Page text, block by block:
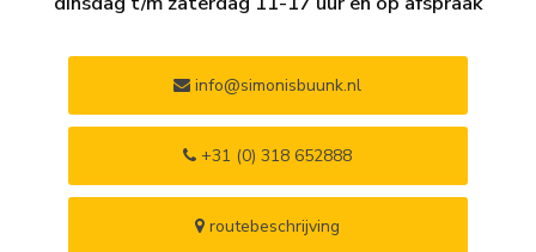
info@simonisbuunk.nl
+31 (0) 318 652888
routebeschrijving